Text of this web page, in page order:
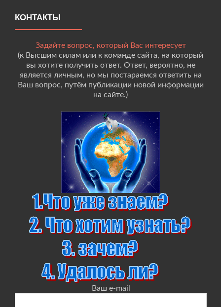
КОНТАКТЫ
Задайте вопрос, который Вас интересует
(к Высшим силам или к команде сайта, на который
вы хотите получить ответ. Ответ, вероятно, не
является личным, но мы постараемся ответить на
Ваш вопрос, путём публикации новой информации
на сайте.)
Ваш e-mail